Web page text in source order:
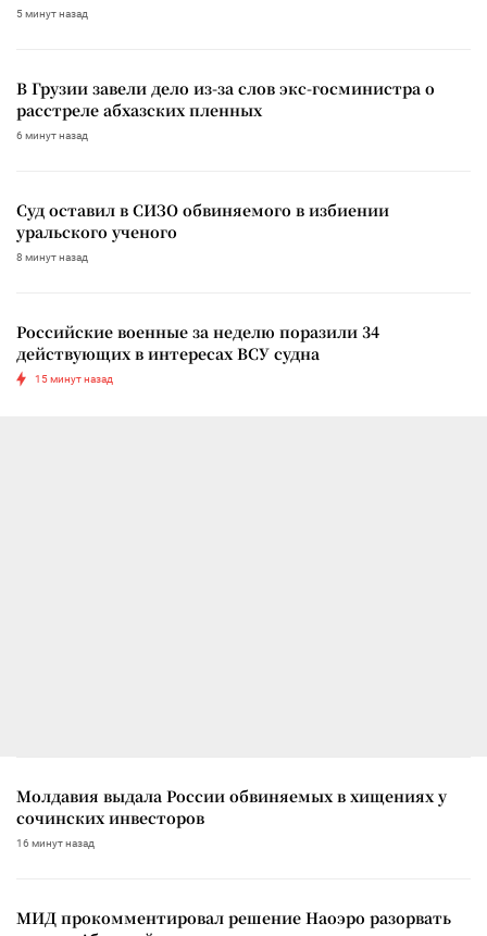
5 минут назад
В Грузии завели дело из-за слов экс-госминистра о
расстреле абхазских пленных
6 минут назад
Суд оставил в СИЗО обвиняемого в избиении
уральского ученого
8 минут назад
Российские военные за неделю поразили 34
действующих в интересах ВСУ судна
15 минут назад
Молдавия выдала России обвиняемых в хищениях у
сочинских инвесторов
16 минут назад
МИД прокомментировал решение Наоэро разорвать